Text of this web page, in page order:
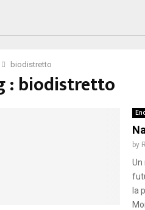
biodistretto
: biodistretto
by
Un
la